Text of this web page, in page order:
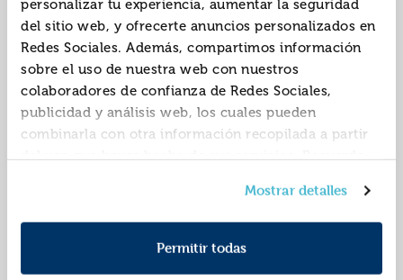
personalizar tu experiencia, aumentar la seguridad
del sitio web, y ofrecerte anuncios personalizados en
Redes Sociales. Además, compartimos información
sobre el uso de nuestra web con nuestros
colaboradores de confianza de Redes Sociales,
publicidad y análisis web, los cuales pueden
combinarla con otra información recopilada a partir
del uso que hayas hecho de sus servicios. Recuerda
consentimiento en cualquier momento. Para más
información consulta laPolítica de Cookiesy la
Política de Privacidad.
Mostrar detalles
Permitir todas
Javier
Autor:Hannah, Kristin
Querida debbie
Autor:Mcfadden, Freida